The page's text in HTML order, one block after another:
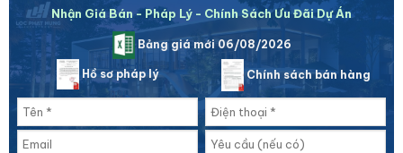
Nhận Giá Bán - Pháp Lý - Chính Sách Ưu Đãi Dự Án
Bảng giá mới 06/08/2026
Hồ sơ pháp lý Chính sách bán hàng